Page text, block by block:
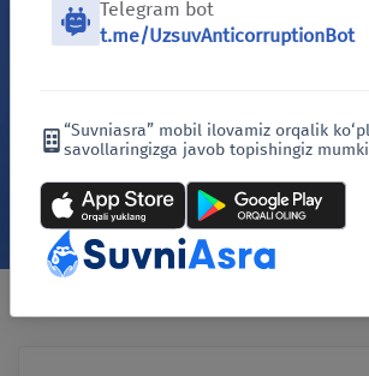
Telegram bot
t.me/UzsuvAnticorruptionBot
“Suvniasra” mobil ilovamiz orqalik
savollaringizga javob topishingiz